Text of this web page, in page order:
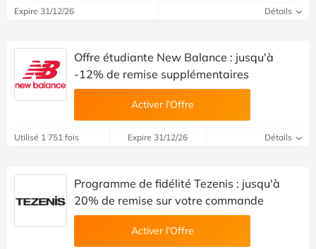
Expire 31/12/26 Détails
Offre étudiante New Balance : jusqu'à
-12% de remise supplémentaires
Activer l’Offre
Utilisé 1 751 fois Expire 31/12/26 Détails
Programme de fidélité Tezenis : jusqu'à
20% de remise sur votre commande
Activer l’Offre